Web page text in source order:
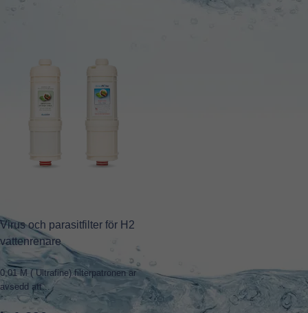
Virus och parasitfilter för H2
vattenrenare
0,01 M ( Ultrafine) filterpatronen är
avsedd att...